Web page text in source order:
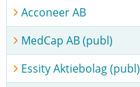
Acconeer AB
MedCap AB (publ)
Essity Aktiebolag (publ)